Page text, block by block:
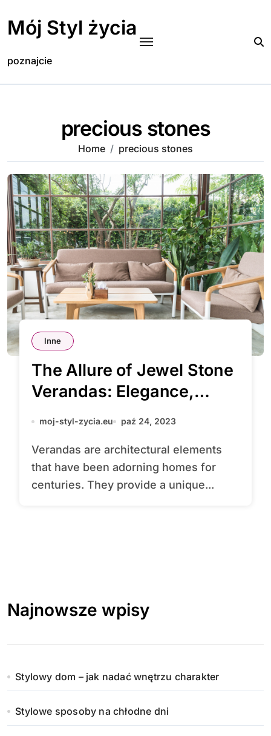
content
Mój Styl życia
poznajcie
precious stones
Home precious stones
Inne
The Allure of Jewel Stone
Verandas: Elegance,
Durability, and Timeless
moj-styl-zycia.eu paź 24, 2023
Verandas are architectural elements
that have been adorning homes for
centuries. They provide a unique...
Najnowsze wpisy
Stylowy dom – jak nadać wnętrzu charakter
Stylowe sposoby na chłodne dni